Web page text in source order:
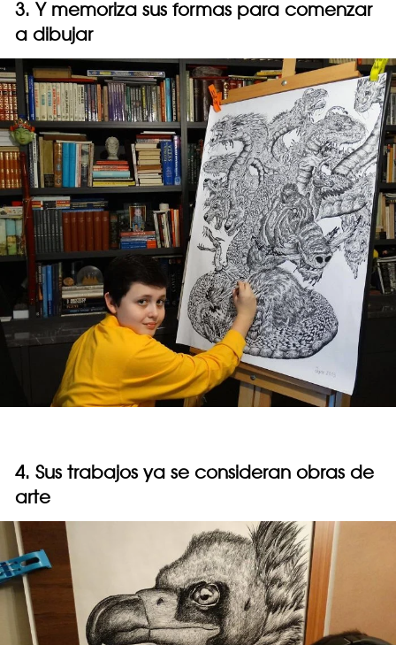
3. Y memoriza sus formas para comenzar
a dibujar
4. Sus trabajos ya se consideran obras de
arte